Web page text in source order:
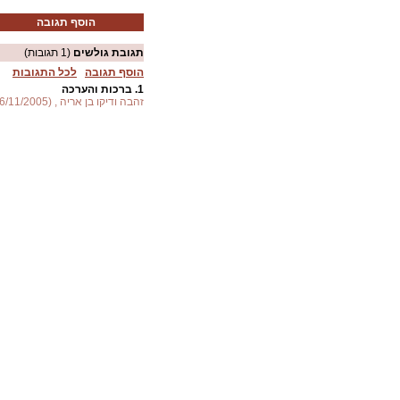
הוסף תגובה
תגובת גולשים (1 תגובות)
הוסף תגובה
לכל התגובות
1. ברכות והערכה
זהבה ודיקו בן אריה , (26/11/2005)